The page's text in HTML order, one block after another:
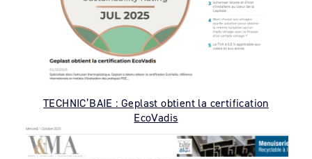
TECHNIC’BAIE : Geplast obtient la certification
EcoVadis